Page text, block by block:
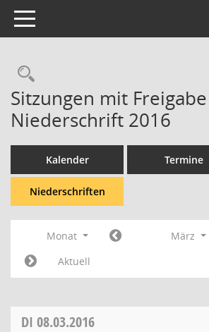
Toggle navigation
Rechercheauswahl
Sitzungen mit
Niederschrift 2016
Kalender Termine
Niederschriften
Monat März
Aktuell
DI 08.03.2016